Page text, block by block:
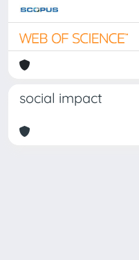
social impact